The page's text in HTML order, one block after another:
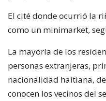
El cité donde ocurrió la
como un minimarket,
La mayoría de los
personas extranjeras,
nacionalidad haitiana,
conocen los vecinos del